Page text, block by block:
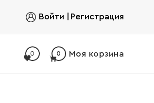
Войти Регистрация
0 0 Моя корзина